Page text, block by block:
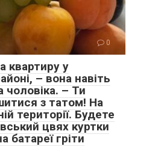
0
квартиру у
– вона навіть
чоловіка. – Ти
з татом! На
території. Будете
цвях куртки
батареї гріти